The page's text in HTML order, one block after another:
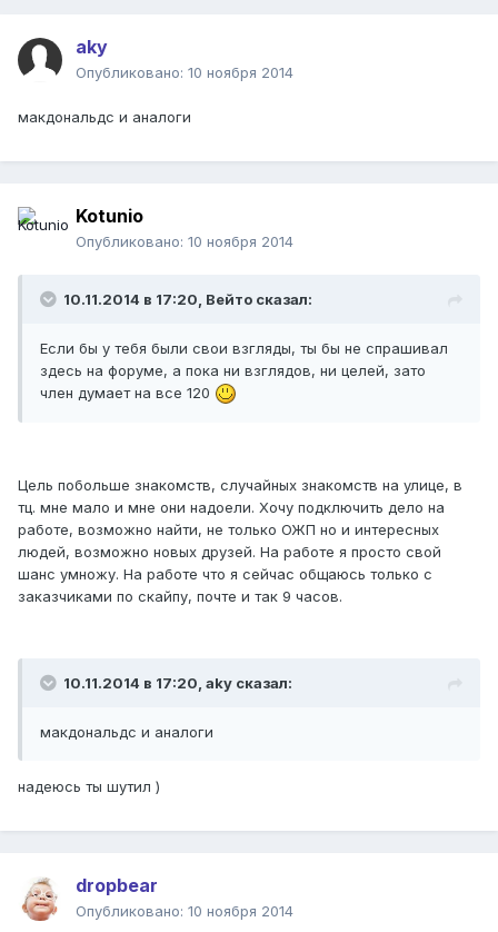
aky
Опубликовано: 10 ноября 2014
макдональдс и аналоги
Kotunio
Опубликовано: 10 ноября 2014
10.11.2014 в 17:20, Вейто сказал:
Если бы у тебя были свои взгляды, ты бы не спрашивал
здесь на форуме, а пока ни взглядов, ни целей, зато
член думает на все 120
Цель побольше знакомств, случайных знакомств на улице, в
тц. мне мало и мне они надоели. Хочу подключить дело на
работе, возможно найти, не только ОЖП но и интересных
людей, возможно новых друзей. На работе я просто свой
шанс умножу. На работе что я сейчас общаюсь только с
заказчиками по скайпу, почте и так 9 часов.
10.11.2014 в 17:20, aky сказал:
макдональдс и аналоги
надеюсь ты шутил )
dropbear
Опубликовано: 10 ноября 2014